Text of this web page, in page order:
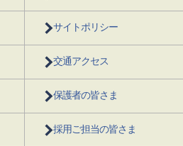
サイトポリシー
交通アクセス
保護者の皆さま
採用ご担当の皆さま